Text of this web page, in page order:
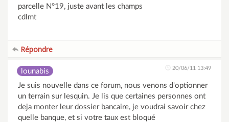
parcelle N°19, juste avant les champs
cdlmt
Répondre
lounabis 20/06/11 13:49
Je suis nouvelle dans ce forum, nous venons d'optionner
un terrain sur lesquin. Je lis que certaines personnes ont
deja monter leur dossier bancaire, je voudrai savoir chez
quelle banque, et si votre taux est bloqué